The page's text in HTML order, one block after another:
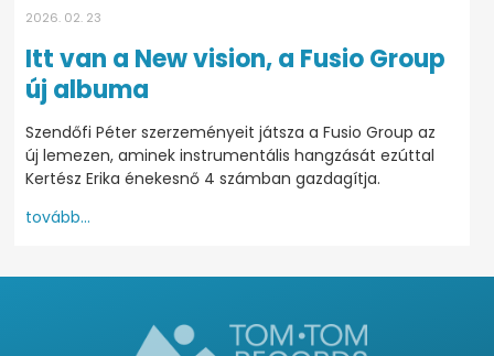
2026. 02. 23
Itt van a New vision, a Fusio Group
új albuma
Szendőfi Péter szerzeményeit játsza a Fusio Group az
új lemezen, aminek instrumentális hangzását ezúttal
Kertész Erika énekesnő 4 számban gazdagítja.
tovább...